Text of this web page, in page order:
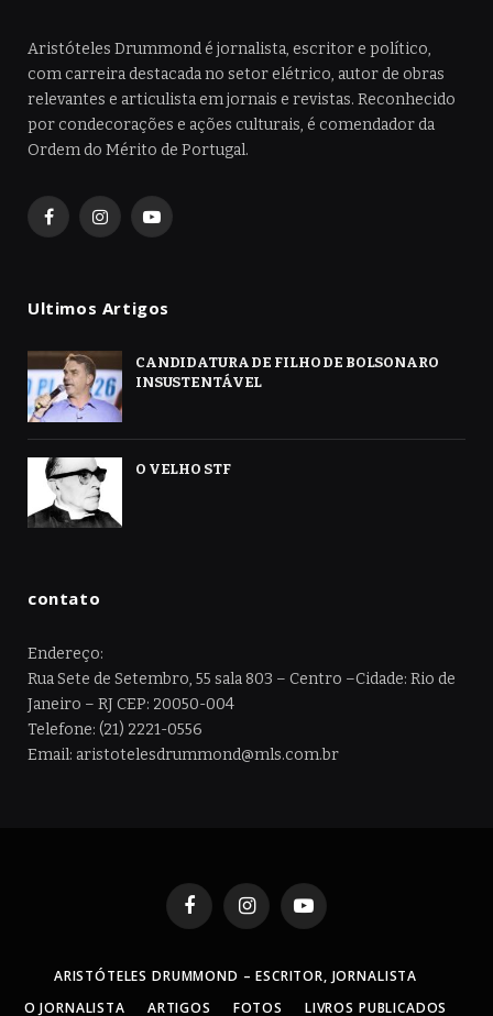
Aristóteles Drummond é jornalista, escritor e político,
com carreira destacada no setor elétrico, autor de obras
relevantes e articulista em jornais e revistas. Reconhecido
por condecorações e ações culturais, é comendador da
Ordem do Mérito de Portugal.
FacebookInstagramYouTube
Ultimos Artigos
CANDIDATURA DE FILHO DE BOLSONARO
INSUSTENTÁVEL
O VELHO STF
contato
Endereço:
Rua Sete de Setembro, 55 sala 803 – Centro –Cidade: Rio de
Janeiro – RJ CEP: 20050-004
Telefone: (21) 2221-0556
Email: aristotelesdrummond@mls.com.br
FacebookInstagramYouTube
ARISTÓTELES DRUMMOND – ESCRITOR, JORNALISTA
O JORNALISTA
ARTIGOS FOTOS LIVROS PUBLICADOS